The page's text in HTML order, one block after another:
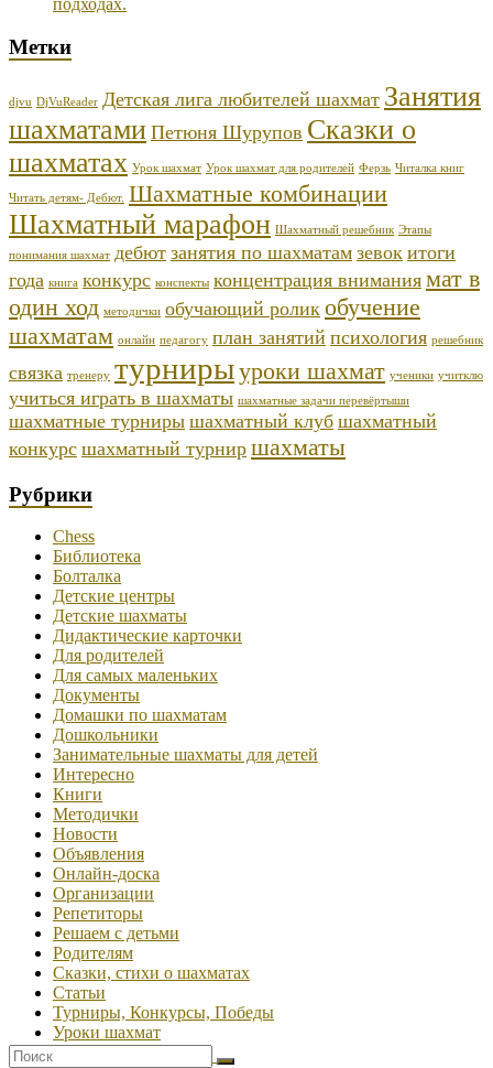
подходах.
Метки
djvu DjVuReader Детская лига любителей шахмат Занятия
шахматами Петюня Шурупов Сказки о
шахматах Урок шахмат Урок шахмат для родителей Ферзь Читалка книг
Читать детям- Дебют. Шахматные комбинации
Шахматный марафон Шахматный решебник Этапы
понимания шахмат дебют занятия по шахматам зевок итоги
года книга конкурс конспекты концентрация внимания мат в
один ход методички обучающий ролик обучение
шахматам онлайн педагогу план занятий психология решебник
связка тренеру турнирыуроки шахмат ученики учитклю
учиться играть в шахматы шахматные задачи перевёртыши
шахматные турниры шахматный клуб шахматный
конкурс шахматный турнир шахматы
Рубрики
Chess
Библиотека
Болталка
Детские центры
Детские шахматы
Дидактические карточки
Для родителей
Для самых маленьких
Документы
Домашки по шахматам
Дошкольники
Занимательные шахматы для детей
Интересно
Книги
Методички
Новости
Объявления
Онлайн-доска
Организации
Репетиторы
Решаем с детьми
Родителям
Сказки, стихи о шахматах
Статьи
Турниры, Конкурсы, Победы
Уроки шахмат
Школа онлайн